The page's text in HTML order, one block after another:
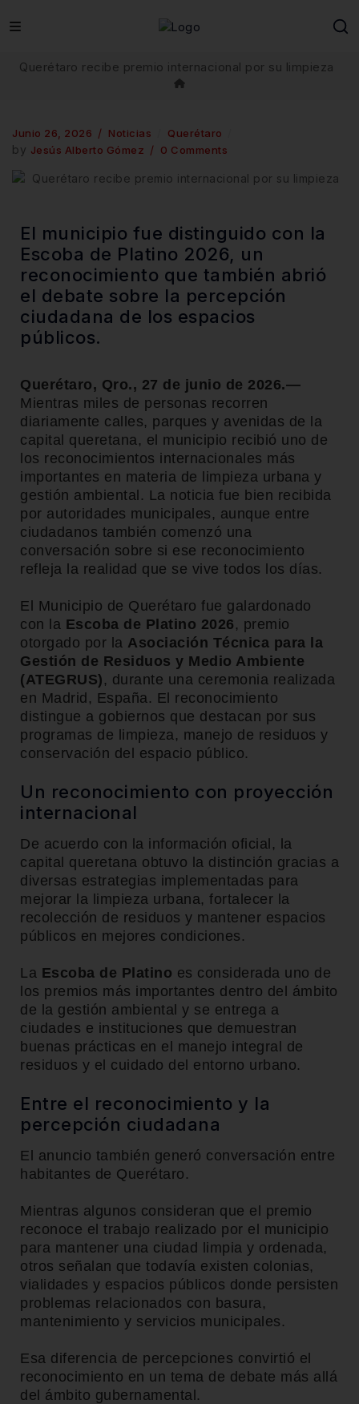
Querétaro recibe premio internacional por su limpieza
Junio 26, 2026 Noticias Querétaro
by Jesús Alberto Gómez 0 Comments
El municipio fue distinguido con la
Escoba de Platino 2026, un
reconocimiento que también abrió
el debate sobre la percepción
ciudadana de los espacios
públicos.
Querétaro, Qro., 27 de junio de 2026.—
Mientras miles de personas recorren
diariamente calles, parques y avenidas de la
capital queretana, el municipio recibió uno de
los reconocimientos internacionales más
importantes en materia de limpieza urbana y
gestión ambiental. La noticia fue bien recibida
por autoridades municipales, aunque entre
ciudadanos también comenzó una
conversación sobre si ese reconocimiento
refleja la realidad que se vive todos los días.
El Municipio de Querétaro fue galardonado
con la Escoba de Platino 2026 , premio
otorgado por la Asociación Técnica para la
Gestión de Residuos y Medio Ambiente
(ATEGRUS) , durante una ceremonia realizada
en Madrid, España. El reconocimiento
distingue a gobiernos que destacan por sus
programas de limpieza, manejo de residuos y
conservación del espacio público.
Un reconocimiento con proyección
internacional
De acuerdo con la información oficial, la
capital queretana obtuvo la distinción gracias a
diversas estrategias implementadas para
mejorar la limpieza urbana, fortalecer la
recolección de residuos y mantener espacios
públicos en mejores condiciones.
La Escoba de Platino es considerada uno de
los premios más importantes dentro del ámbito
de la gestión ambiental y se entrega a
ciudades e instituciones que demuestran
buenas prácticas en el manejo integral de
residuos y el cuidado del entorno urbano.
Entre el reconocimiento y la
percepción ciudadana
El anuncio también generó conversación entre
habitantes de Querétaro.
Mientras algunos consideran que el premio
reconoce el trabajo realizado por el municipio
para mantener una ciudad limpia y ordenada,
otros señalan que todavía existen colonias,
vialidades y espacios públicos donde persisten
problemas relacionados con basura,
mantenimiento y servicios municipales.
Esa diferencia de percepciones convirtió el
reconocimiento en un tema de debate más allá
del ámbito gubernamental.